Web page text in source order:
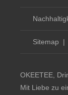
Sitemap |
OKEETEE,
Mit Liebe zu